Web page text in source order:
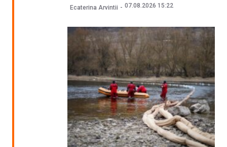
Ecaterina Arvintii 07.08.2026 15:22